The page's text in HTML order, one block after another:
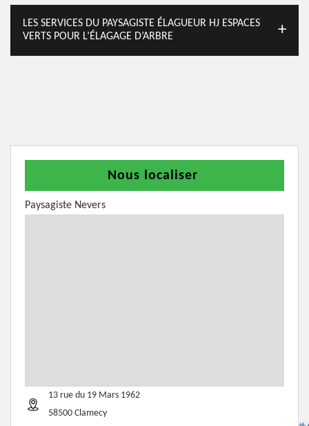
LES SERVICES DU PAYSAGISTE ÉLAGUEUR HJ ESPACES
VERTS POUR L’ÉLAGAGE D’ARBRE
Nous localiser
Paysagiste Nevers
13 rue du 19 Mars 1962
58500 Clamecy